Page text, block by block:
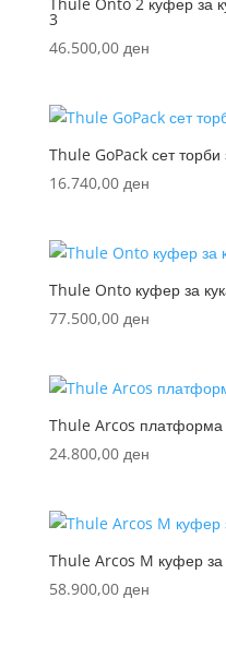
3
46.500,00 ден
Thule GoPack сет торби
16.740,00 ден
Thule Onto куфер за
77.500,00 ден
Thule Arcos платформа
24.800,00 ден
Thule Arcos M куфер за
58.900,00 ден